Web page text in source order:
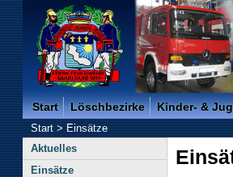
Freiwillige Feuerwehr der
Start Löschbezirke Kinder- &
Start>Einsätze
Aktuelles
Einsätze